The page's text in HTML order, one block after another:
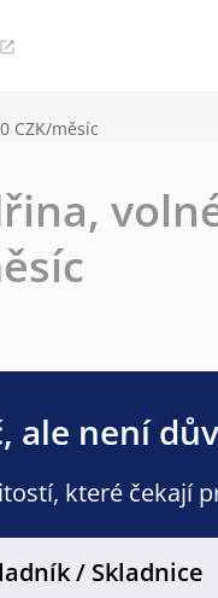
CZK/měsíc
ale není
které čekají
/ Skladnice